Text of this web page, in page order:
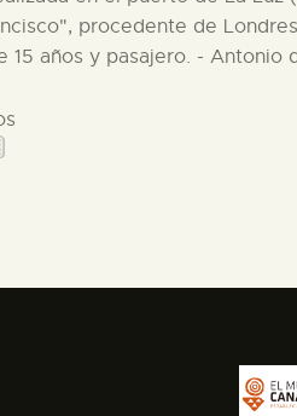
procedente de
15 años y pasajero. -